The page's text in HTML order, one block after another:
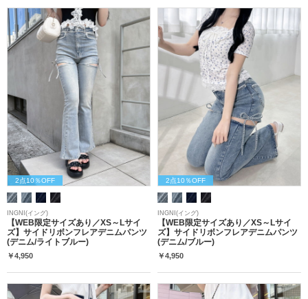
2点10％OFF
INGNI(イング)
【WEB限定サイズあり／XS～Lサイ
ズ】サイドリボンフレアデニムパンツ
(デニム/ライトブルー)
￥4,950
2点10％OFF
INGNI(イング)
【WEB限定サイズあり／XS～Lサイ
ズ】サイドリボンフレアデニムパンツ
(デニム/ブルー)
￥4,950